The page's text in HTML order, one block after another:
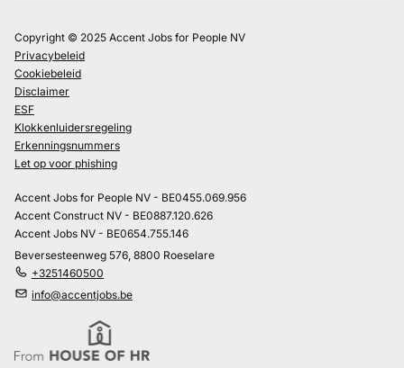
Copyright © 2025 Accent Jobs for People NV
Privacybeleid
Cookiebeleid
Disclaimer
ESF
Klokkenluidersregeling
Erkenningsnummers
Let op voor phishing
Accent Jobs for People NV - BE0455.069.956
Accent Construct NV - BE0887.120.626
Accent Jobs NV - BE0654.755.146
Beversesteenweg 576, 8800 Roeselare
+3251460500
info@accentjobs.be